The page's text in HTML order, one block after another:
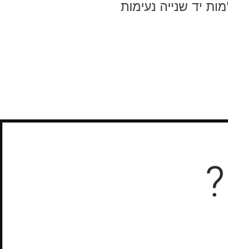
יד שנייה נעימות